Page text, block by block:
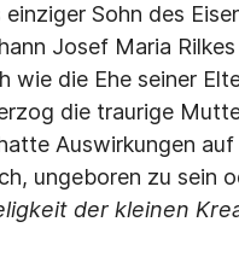
Sohn des
Josef Maria
wie die Ehe seiner
die traurige
Auswirkungen
ungeboren zu sein
der kleinen